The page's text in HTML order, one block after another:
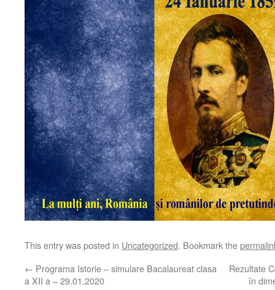
This entry was posted in Uncategorized. Bookmark the
← Programa Istorie – simulare Bacalaureat clasa
a XII a – 29.01.2020
Rezultate
în